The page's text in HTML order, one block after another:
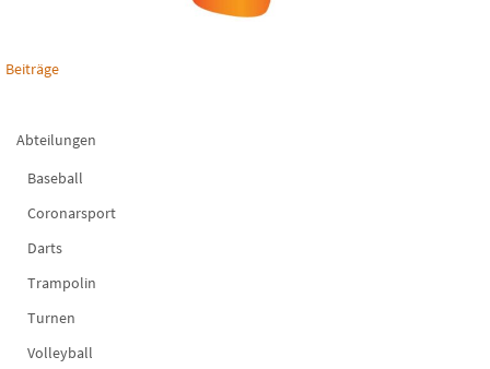
Beiträge
Abteilungen
Baseball
Coronarsport
Darts
Trampolin
Turnen
Volleyball